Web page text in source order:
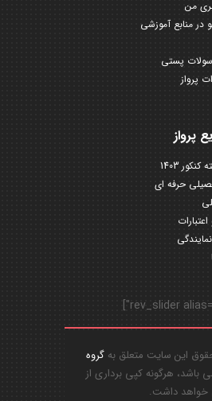
من
منابع آموزشی
پستی
پرواز
پرواز
1403
حرفه ای
گروه
باشد، هرگونه کپی برداری از
خواهد داشت.